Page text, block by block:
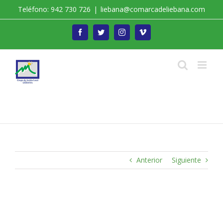
Teléfono: 942 730 726 | liebana@comarcadeliebana.com
FacebookTwitterInstagramVimeo
Anterior Siguiente